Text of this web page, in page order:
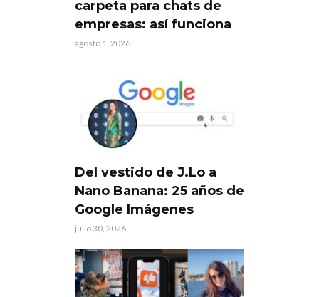
carpeta para chats de
empresas: así funciona
agosto 1, 2026
Del vestido de J.Lo a
Nano Banana: 25 años de
Google Imágenes
julio 30, 2026